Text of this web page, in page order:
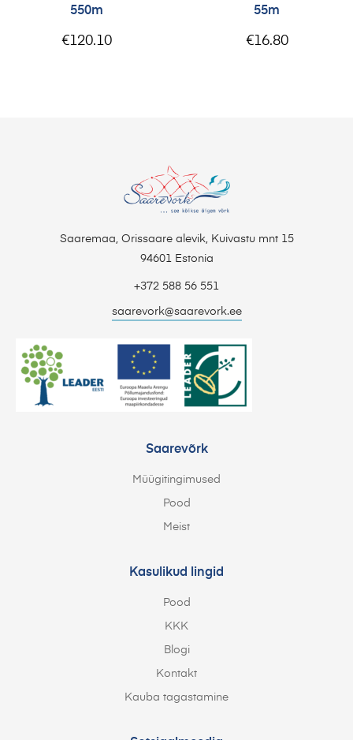
550m
€120.10
55m
€16.80
Saaremaa, Orissaare alevik, Kuivastu mnt 15
94601 Estonia
+372 588 56 551
saarevork@saarevork.ee
Saarevõrk
Müügitingimused
Pood
Meist
Kasulikud lingid
Pood
KKK
Blogi
Kontakt
Kauba tagastamine